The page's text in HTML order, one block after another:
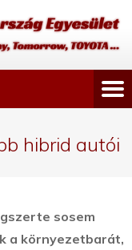
hibrid autói
sosem
a környezetbarát,